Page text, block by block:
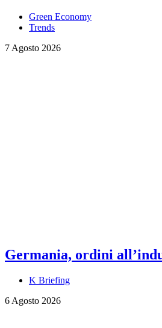
Green Economy
Trends
7 Agosto 2026
Germania, ordini
K Briefing
6 Agosto 2026